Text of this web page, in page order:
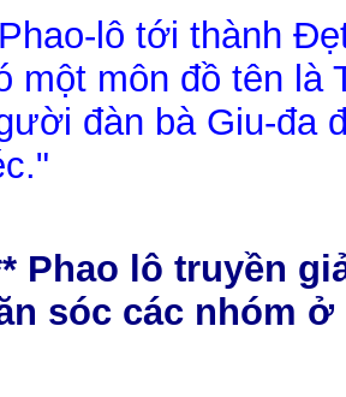
lô tới thành
một môn đồ tên là
đàn bà Giu-đa
Phao lô truyền
sóc các nhóm